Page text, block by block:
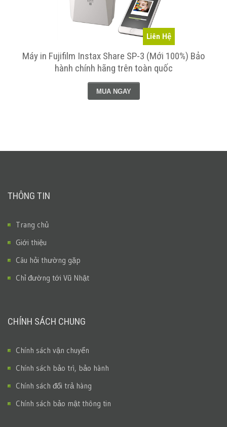
Liên Hệ
Máy in Fujifilm Instax Share SP-3 (Mới 100%) Bảo
hành chính hãng trên toàn quốc
MUA NGAY
THÔNG TIN
Trang chủ
Giới thiệu
Câu hỏi thường gặp
Chỉ đường tới Vũ Nhật
CHÍNH SÁCH CHUNG
Chính sách vận chuyển
Chính sách bảo trì, bảo hành
Chính sách đổi trả hàng
Chính sách bảo mật thông tin